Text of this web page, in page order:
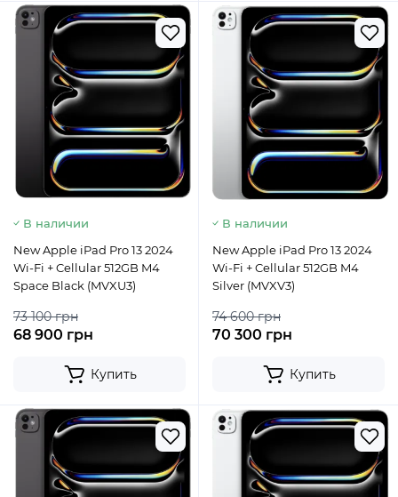
В наличии
New Apple iPad Pro 13 2024
Wi-Fi + Cellular 512GB M4
Space Black (MVXU3)
73 100 грн
68 900 грн
Купить
В наличии
New Apple iPad Pro 13 2024
Wi-Fi + Cellular 512GB M4
Silver (MVXV3)
74 600 грн
70 300 грн
Купить